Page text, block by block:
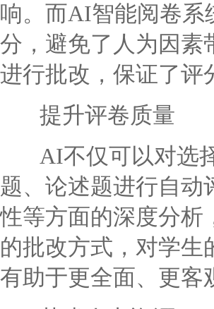
响。而AI智能阅卷系
分，避免了人为因素
进行批改，保证了评
提升评卷质量
AI不仅可以对选择
题、论述题进行自动
性等方面的深度分析
的批改方式，对学生
有助于更全面、更客